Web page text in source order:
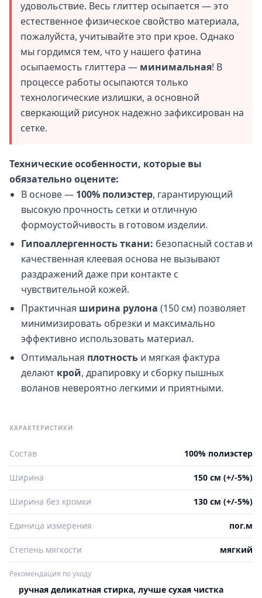
удовольствие. Весь глиттер осыпается — это
естественное физическое свойство материала,
пожалуйста, учитывайте это при крое. Однако
мы гордимся тем, что у нашего фатина
осыпаемость глиттера — минимальная! В
процессе работы осыпаются только
технологические излишки, а основной
сверкающий рисунок надежно зафиксирован на
сетке.
Технические особенности, которые вы
обязательно оцените:
В основе — 100% полиэстер, гарантирующий
высокую прочность сетки и отличную
формоустойчивость в готовом изделии.
Гипоаллергенность ткани: безопасный состав и
качественная клеевая основа не вызывают
раздражений даже при контакте с
чувствительной кожей.
Практичная ширина рулона (150 см) позволяет
минимизировать обрезки и максимально
эффективно использовать материал.
Оптимальная плотность и мягкая фактура
делают крой, драпировку и сборку пышных
воланов невероятно легкими и приятными.
ХАРАКТЕРИСТИКИ
Состав 100% полиэстер
Ширина 150 см (+/-5%)
Ширина без кромки 130 см (+/-5%)
Единица измерения пог.м
Степень мягкости мягкий
Рекомендация по уходу
ручная деликатная стирка, лучше сухая чистка